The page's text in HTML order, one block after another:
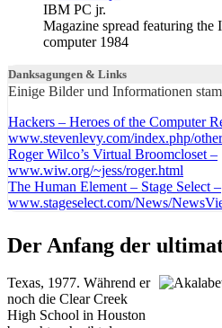
IBM PC jr.
Magazine spread featuring the
computer 1984
Danksagungen & Links
Einige Bilder und Informationen
Hackers – Heroes of the Computer
www.stevenlevy.com/index.php/
Roger Wilco’s Virtual Broomcloset –
www.wiw.org/~jess/roger.html
The Human Element – Stage Select –
www.stageselect.com/News/
Der Anfang der
Texas, 1977. Während er
noch die Clear Creek
High School in Houston